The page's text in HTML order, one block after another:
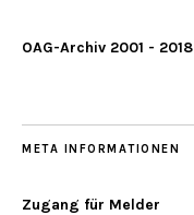
OAG-Archiv 2001 - 2018
META INFORMATIONEN
Zugang für Melder